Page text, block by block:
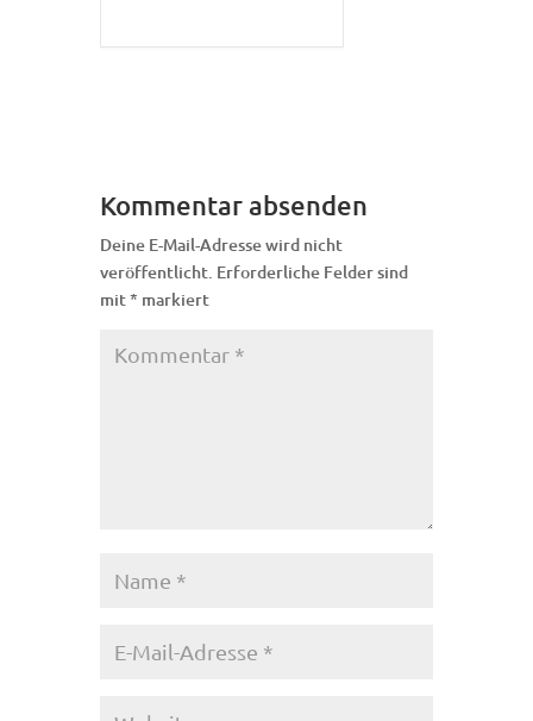
Kommentar absenden
Deine E-Mail-Adresse wird nicht
veröffentlicht. Erforderliche Felder sind
mit* markiert